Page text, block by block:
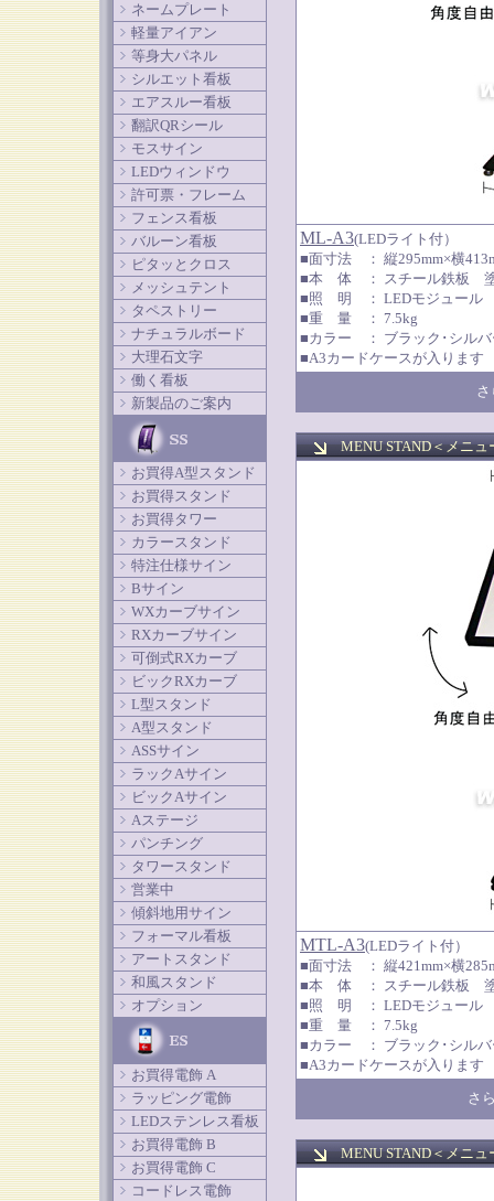
ネームプレート
軽量アイアン
等身大パネル
シルエット看板
エアスルー看板
翻訳QRシール
モスサイン
LEDウィンドウ
許可票・フレーム
フェンス看板
バルーン看板
ピタッとクロス
メッシュテント
タペストリー
ナチュラルボード
大理石文字
働く看板
新製品のご案内
お買得A型スタンド
お買得スタンド
お買得タワー
カラースタンド
特注仕様サイン
Bサイン
WXカーブサイン
RXカーブサイン
可倒式RXカーブ
ビックRXカーブ
L型スタンド
A型スタンド
ASSサイン
ラックAサイン
ビックAサイン
Aステージ
パンチング
タワースタンド
営業中
傾斜地用サイン
フォーマル看板
アートスタンド
和風スタンド
オプション
お買得電飾 A
ラッピング電飾
LEDステンレス看板
お買得電飾 B
お買得電飾 C
コードレス電飾
ML-A3(LEDライト付）
■面寸法 ： 縦295mm×横
■本 体 ： スチール鉄板
■照 明 ： LEDモジュール
■重 量 ： 7.5kg
■カラー ： ブラック･シルバ
■A3カードケースが入ります
MENU STAND＜メニュ
MTL-A3(LEDライト付）
■面寸法 ： 縦421mm×横
■本 体 ： スチール鉄板
■照 明 ： LEDモジュール
■重 量 ： 7.5kg
■カラー ： ブラック･シルバ
■A3カードケースが入ります
さ
MENU STAND＜メニュ